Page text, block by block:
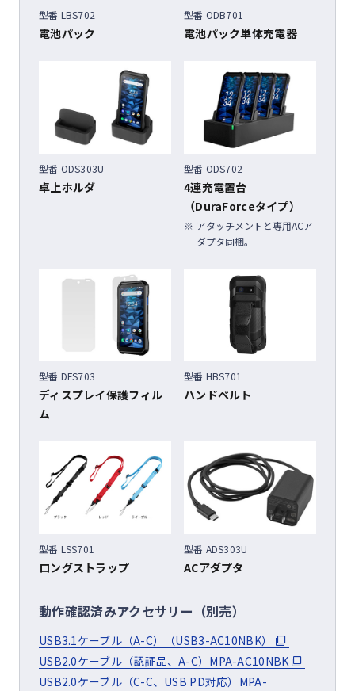
型番 LBS702
電池パック
型番 ODB701
電池パック単体充電器
型番 ODS303U
卓上ホルダ
型番 ODS702
4連充電置台
（DuraForceタイプ）
アタッチメントと専用ACア
ダプタ同梱。
型番 DFS703
ディスプレイ保護フィル
ム
型番 HBS701
ハンドベルト
型番 LSS701
ロングストラップ
型番 ADS303U
ACアダプタ
動作確認済みアクセサリー（別売）
USB3.1ケーブル（A-C）（USB3-AC10NBK）
USB2.0ケーブル（認証品、A-C）MPA-AC10NBK
USB2.0ケーブル（C-C、USB PD対応）MPA-